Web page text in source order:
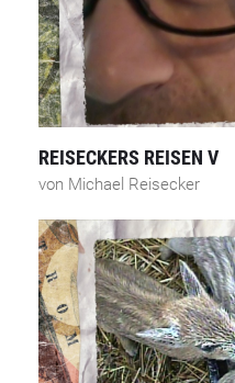
REISECKERS REISEN V
von Michael Reisecker